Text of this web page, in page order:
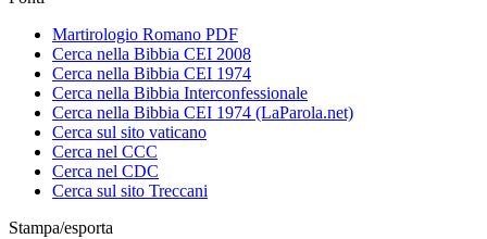
Martirologio Romano PDF
Cerca nella Bibbia CEI 2008
Cerca nella Bibbia CEI 1974
Cerca nella Bibbia Interconfessionale
Cerca nella Bibbia CEI 1974 (LaParola.net)
Cerca sul sito vaticano
Cerca nel CCC
Cerca nel CDC
Cerca sul sito Treccani
Stampa/esporta